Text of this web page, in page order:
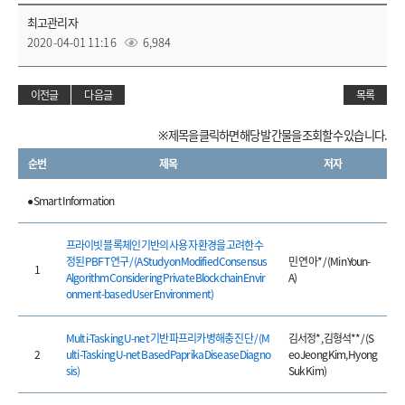
최고관리자
2020-04-01 11:16
6,984
이전글 다음글 목록
※ 제목을 클릭하면 해당 발간물을 조회할 수 있습니다.
순번 제목 저자
● Smart Information
1
프라이빗 블록체인 기반의 사용자 환경을 고려한 수
정된 PBFT 연구 / (A Study on Modified Consensus
Algorithm Considering Private Blockchain Envir
onment-based User Environment)
민 연 아* / (Min Youn-
A)
2
Multi-Tasking U-net 기반 파프리카 병해충 진단 / (M
ulti-Tasking U-net Based Paprika Disease Diagno
sis)
김서정*, 김형석** / (S
eo Jeong Kim, Hyong
Suk Kim)